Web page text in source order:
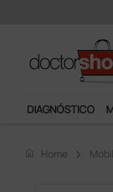
DIAGNÓSTICO
home Home